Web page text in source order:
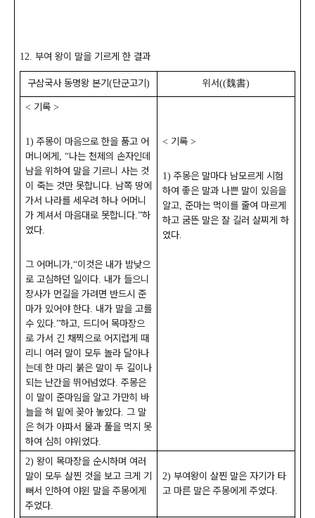
12. 부여 왕이 말을 기르게 한 결과
구삼국사 동명왕 본기 (단군고기 ) 위서((魏書)
< 기록 >
1) 주몽이 마음으로 한을 품고 어
머니에게 , “나는 천제의 손자인데
남을 위하여 말을 기르니 사는 것
이 죽는 것만 못합니다. 남쪽 땅에
가서 나라를 세우려 하나 어머니
가 계셔서 마음대로 못합니다.”하
였다.
그 어머니가,“이것은 내가 밤낮으
로 고심하던 일이다. 내가 들으니
장사가 먼길을 가려면 반드시 준
마가 있어야 한다. 내가 말을 고를
수 있다.”하고, 드디어 목마장으
로 가서 긴 채찍으로 어지럽게 때
리니 여러 말이 모두 놀라 달아나
는데 한 마리 붉은 말이 두 길이나
되는 난간을 뛰어넘었다. 주몽은
이 말이 준마임을 알고 가만히 바
늘을 혀 밑에 꽂아 놓았다. 그 말
은 혀가 아파서 물과 풀을 먹지 못
하여 심히 야위었다.
< 기록 >
1) 주몽은 말마다 남모르게 시험
하여 좋은 말과 나쁜 말이 있음을
알고, 준마는 먹이를 줄여 마르게
하고 굼뜬 말은 잘 길러 살찌게 하
였다.
2) 왕이 목마장을 순시하며 여러
말이 모두 살찐 것을 보고 크게 기
뻐서 인하여 야윈 말을 주몽에게
주었다.
2) 부여왕이 살찐 말은 자기가 타
고 마른 말은 주몽에게 주었다.